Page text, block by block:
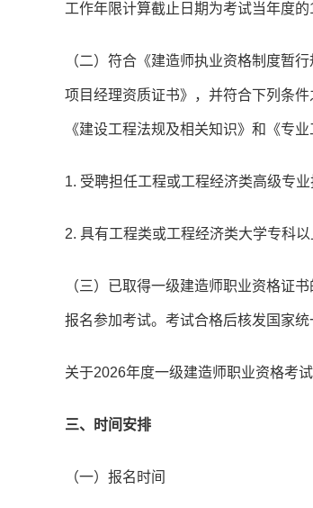
工作年限计算截止日期为考试当年度的
（二）符合《建造师执业资格制度暂
项目经理资质证书》，并符合下列条
《建设工程法规及相关知识》和《专
1. 受聘担任工程或工程经济类高级专业
2. 具有工程类或工程经济类大学专科
（三）已取得一级建造师职业资格证
报名参加考试。考试合格后核发国家
关于2026年度一级建造师职业资格考
三、时间安排
（一）报名时间